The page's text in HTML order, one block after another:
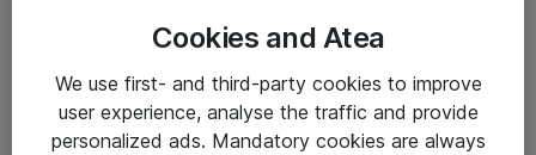
Hinnat eivät sisällä arvonlisäveroa
eShop Info
Cookies and Atea
We use first- and third-party cookies to improve
user experience, analyse the traffic and provide
personalized ads. Mandatory cookies are always